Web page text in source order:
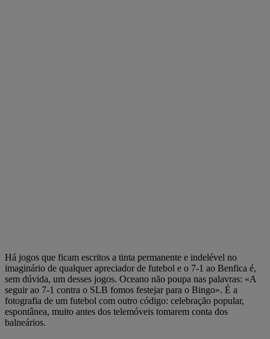
Há jogos que ficam escritos a tinta permanente e indelével no
imaginário de qualquer apreciador de futebol e o 7-1 ao Benfica é,
sem dúvida, um desses jogos. Oceano não poupa nas palavras: «A
seguir ao 7-1 contra o SLB fomos festejar para o Bingo». É a
fotografia de um futebol com outro código: celebração popular,
espontânea, muito antes dos telemóveis tomarem conta dos
balneários.